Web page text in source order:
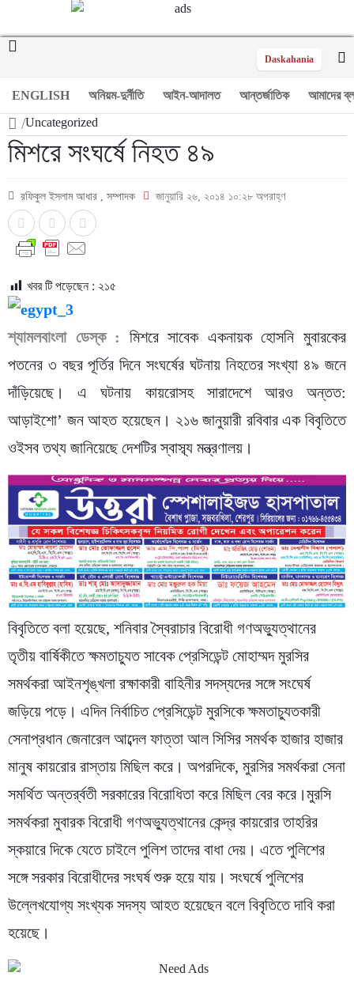
Daskahania
ENGLISH অনিয়ম-দুর্নীতি আইন-আদালত আন্তর্জাতিক আমাদের
/Uncategorized
মিশরে সংঘর্ষে নিহত ৪৯
রফিকুল ইসলাম আধার , সম্পাদক জানুয়ারি ২৬, ২০১৪ ১০:২৮ অপরাহ্ণ
খবর টি পড়েছেন : ২১৫
শ্যামলবাংলা ডেস্ক : মিশরে সাবেক একনায়ক হোসনি মুবারকের
পতনের ৩ বছর পূর্তির দিনে সংঘর্ষের ঘটনায় নিহতের সংখ্যা ৪৯ জনে
দাঁড়িয়েছে। এ ঘটনায় কায়রোসহ সারাদেশে আরও অন্তত:
আড়াইশো’ জন আহত হয়েছেন। ২১৬ জানুয়ারী রবিবার এক বিবৃতিতে
ওইসব তথ্য জানিয়েছে দেশটির স্বাস্ব্য মন্ত্রণালয়।
বিবৃতিতে বলা হয়েছে, শনিবার স্বৈরাচার বিরোধী গণঅভ্যুত্থানের
তৃতীয় বার্ষিকীতে ক্ষমতাচ্যুত সাবেক প্রেসিডেন্ট মোহাম্মদ মুরসির
সমর্থকরা আইনশৃঙ্খলা রক্ষাকারী বাহিনীর সদস্যদের সঙ্গে সংঘের্ষ
জড়িয়ে পড়ে। এদিন নির্বাচিত প্রেসিডেন্ট মুরসিকে ক্ষমতাচ্যুতকারী
সেনাপ্রধান জেনারেল আব্দেল ফাত্তা আল সিসির সমর্থক হাজার হাজার
মানুষ কায়রোর রাস্তায় মিছিল করে। অপরদিকে, মুরসির সমর্থকরা সেনা
সমর্থিত অন্তর্র্বতী সরকারের বিরোধিতা করে মিছিল বের করে।মুরসি
সমর্থকরা মুবারক বিরোধী গণঅভ্যুত্থানের কেন্দ্র কায়রোর তাহরির
স্কয়ারে দিকে যেতে চাইলে পুলিশ তাদের বাধা দেয়। এতে পুলিশের
সঙ্গে সরকার বিরোধীদের সংঘর্ষ শুরু হয়ে যায়। সংঘর্ষে পুলিশের
উল্লেখযোগ্য সংখ্যক সদস্য আহত হয়েছেন বলে বিবৃতিতে দাবি করা
হয়েছে।